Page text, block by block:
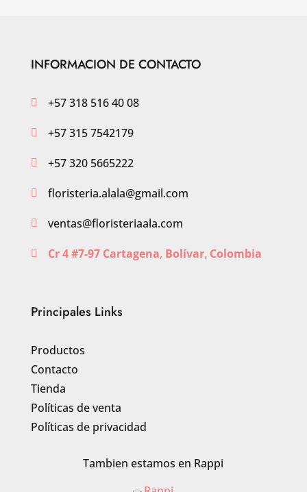
INFORMACION DE CONTACTO
 +57 318 516 40 08
 +57 315 7542179
 +57 320 5665222
 floristeria.alala@gmail.com
 ventas@floristeriaala.com
 Cr 4 #7-97 Cartagena, Bolívar, Colombia
Principales Links
Productos
Contacto
Tienda
Políticas de venta
Políticas de privacidad
Tambien estamos en Rappi